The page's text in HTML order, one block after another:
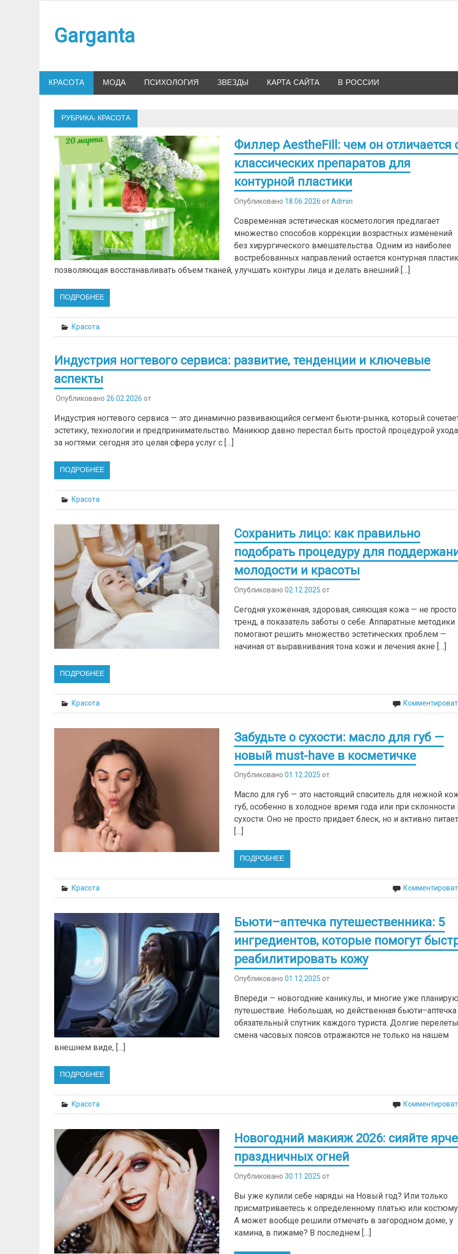
Garganta
КРАСОТА МОДА ПСИХОЛОГИЯ ЗВЕЗДЫ КАРТА САЙТА В РОССИИ
РУБРИКА: КРАСОТА
Филлер AestheFill: чем он отличается
классических препаратов для
контурной пластики
Опубликовано 18.06.2026 отAdmin
Современная эстетическая косметология предлагает
множество способов коррекции возрастных изменений
без хирургического вмешательства. Одним из наиболее
востребованных направлений остается контурная
позволяющая восстанавливать объем тканей, улучшать контуры лица и делать внешний […]
ПОДРОБНЕЕ
Красота
Индустрия ногтевого сервиса: развитие, тенденции и ключевые
аспекты
Опубликовано 26.02.2026 от
Индустрия ногтевого сервиса — это динамично развивающийся сегмент бьюти-рынка, который
эстетику, технологии и предпринимательство. Маникюр давно перестал быть простой процедурой ухода
за ногтями: сегодня это целая сфера услуг с […]
ПОДРОБНЕЕ
Красота
Сохранить лицо: как правильно
подобрать процедуру для
молодости и красоты
Опубликовано02.12.2025 от
Сегодня ухоженная, здоровая, сияющая кожа — не просто
тренд, а показатель заботы о себе. Аппаратные методики
помогают решить множество эстетических проблем —
начиная от выравнивания тона кожи и лечения акне […]
ПОДРОБНЕЕ
Красота
Забудьте о сухости: масло для губ —
новый must-have в косметичке
Опубликовано01.12.2025 от
Масло для губ — это настоящий спаситель для нежной
губ, особенно в холодное время года или при склонности
сухости. Оно не просто придает блеск, но и активно
[…]
ПОДРОБНЕЕ
Красота
Бьюти–аптечка путешественника: 5
ингредиентов, которые помогут
реабилитировать кожу
Опубликовано01.12.2025 от
Впереди — новогодние каникулы, и многие уже
путешествие. Небольшая, но действенная
обязательный спутник каждого туриста. Долгие
смена часовых поясов отражаются не только на нашем
внешнем виде, […]
ПОДРОБНЕЕ
Красота
Новогодний макияж 2026: сияйте ярче
праздничных огней
Опубликовано30.11.2025 от
Вы уже купили себе наряды на Новый год? Или только
присматриваетесь к определенному платью или
А может вообще решили отмечать в загородном доме, у
камина, в пижаме? В последнем […]